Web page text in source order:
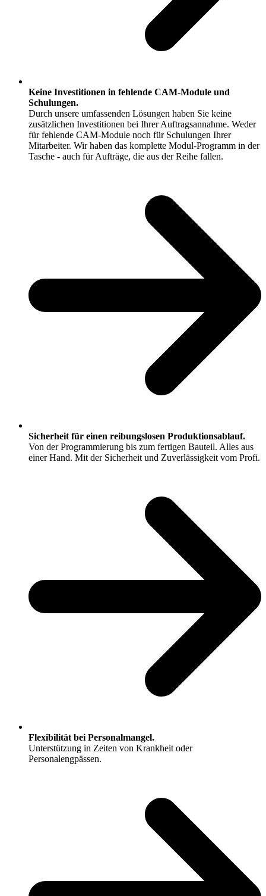
Keine Investitionen in fehlende CAM-Module und
Schulungen.
Durch unsere umfassenden Lösungen haben Sie keine
zusätzlichen Investitionen bei Ihrer Auftragsannahme. Weder
für fehlende CAM-Module noch für Schulungen Ihrer
Mitarbeiter. Wir haben das komplette Modul-Programm in der
Tasche - auch für Aufträge, die aus der Reihe fallen.
Sicherheit für einen reibungslosen Produktionsablauf.
Von der Programmierung bis zum fertigen Bauteil. Alles aus
einer Hand. Mit der Sicherheit und Zuverlässigkeit vom Profi.
Flexibilität bei Personalmangel.
Unterstützung in Zeiten von Krankheit oder
Personalengpässen.